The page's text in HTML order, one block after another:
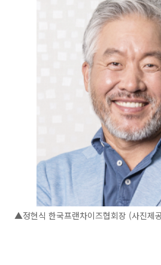
▲정현식 한국프랜차이즈협회장 (사진제